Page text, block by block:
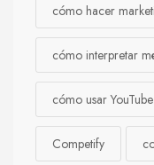
cómo hacer
cómo interpretar
cómo usar
Competify